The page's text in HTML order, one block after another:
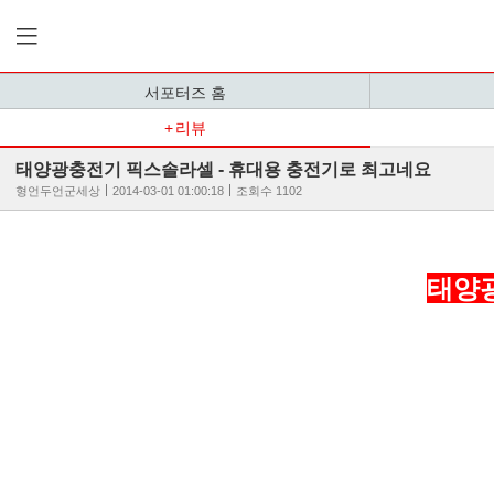
서포터즈 홈
리뷰
태양광충전기 픽스솔라셀 - 휴대용 충전기로 최고네요
형언두언군세상 2014-03-01 01:00:18 조회수 1102
태양